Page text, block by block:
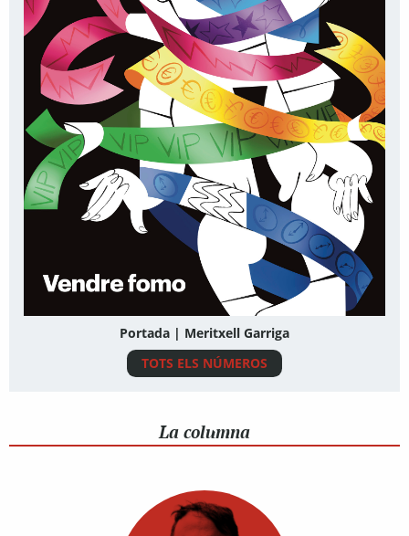
Portada | Meritxell Garriga
TOTS ELS NÚMEROS
La columna